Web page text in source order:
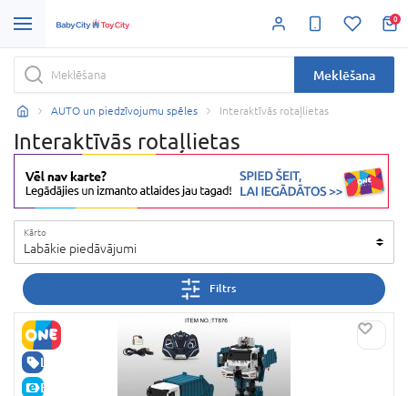
0
Meklēšana
AUTO un piedzīvojumu spēles Interaktīvās rotaļlietas
Interaktīvās rotaļlietas
Kārto
Labākie piedāvājumi
Filtrs
LABA CENA
E-CENA